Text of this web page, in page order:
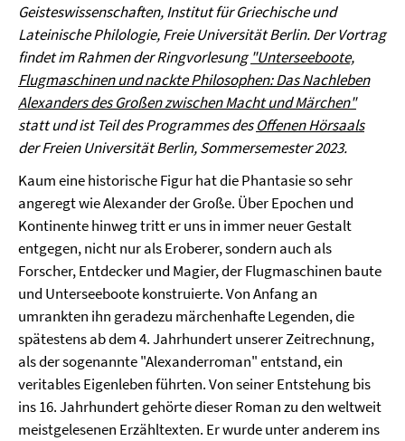
Geisteswissenschaften, Institut für Griechische und
Lateinische Philologie, Freie Universität Berlin. Der Vortrag
findet im Rahmen der Ringvorlesung"Unterseeboote,
Flugmaschinen und nackte Philosophen: Das Nachleben
Alexanders des Großen zwischen Macht und Märchen"
statt und ist Teil des Programmes desOffenen Hörsaals
der Freien Universität Berlin, Sommersemester 2023.
Kaum eine historische Figur hat die Phantasie so sehr
angeregt wie Alexander der Große. Über Epochen und
Kontinente hinweg tritt er uns in immer neuer Gestalt
entgegen, nicht nur als Eroberer, sondern auch als
Forscher, Entdecker und Magier, der Flugmaschinen baute
und Unterseeboote konstruierte. Von Anfang an
umrankten ihn geradezu märchenhafte Legenden, die
spätestens ab dem 4. Jahrhundert unserer Zeitrechnung,
als der sogenannte "Alexanderroman" entstand, ein
veritables Eigenleben führten. Von seiner Entstehung bis
ins 16. Jahrhundert gehörte dieser Roman zu den weltweit
meistgelesenen Erzähltexten. Er wurde unter anderem ins